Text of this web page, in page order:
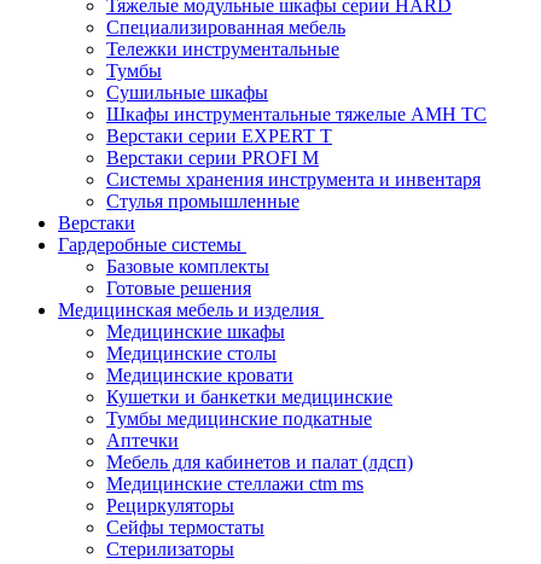
Тяжелые модульные шкафы серии HARD
Cпециализированная мебель
Тележки инструментальные
Тумбы
Cушильные шкафы
Шкафы инструментальные тяжелые AMH TC
Верстаки серии EXPERT T
Верстаки серии PROFI M
Системы хранения инструмента и инвентаря
Стулья промышленные
Верстаки
Гардеробные системы
Базовые комплекты
Готовые решения
Медицинская мебель и изделия
Медицинские шкафы
Медицинские столы
Медицинские кровати
Кушетки и банкетки медицинские
Тумбы медицинские подкатные
Аптечки
Мебель для кабинетов и палат (лдсп)
Медицинские стеллажи ctm ms
Рециркуляторы
Сейфы термостаты
Стерилизаторы